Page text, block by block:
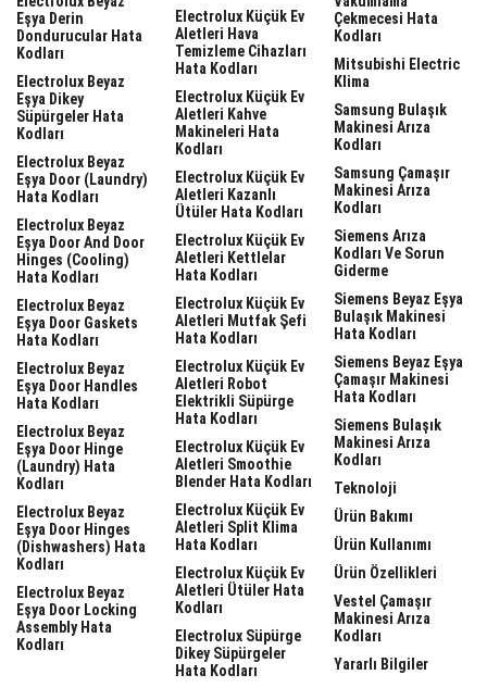
Eşya Derin
Dondurucular Hata
Kodları
Electrolux Beyaz
Eşya Dikey
Süpürgeler Hata
Kodları
Electrolux Beyaz
Eşya Door (laundry)
Hata Kodları
Electrolux Beyaz
Eşya Door And Door
Hinges (cooling)
Hata Kodları
Electrolux Beyaz
Eşya Door Gaskets
Hata Kodları
Electrolux Beyaz
Eşya Door Handles
Hata Kodları
Electrolux Beyaz
Eşya Door Hinge
(laundry) Hata
Kodları
Electrolux Beyaz
Eşya Door Hinges
(dishwashers) Hata
Kodları
Electrolux Beyaz
Eşya Door Locking
Assembly Hata
Kodları
Electrolux Küçük Ev
Aletleri Hava
Temizleme Cihazları
Hata Kodları
Electrolux Küçük Ev
Aletleri Kahve
Makineleri Hata
Kodları
Electrolux Küçük Ev
Aletleri Kazanlı
Ütüler Hata Kodları
Electrolux Küçük Ev
Aletleri Kettlelar
Hata Kodları
Electrolux Küçük Ev
Aletleri Mutfak Şefi
Hata Kodları
Electrolux Küçük Ev
Aletleri Robot
Elektrikli Süpürge
Hata Kodları
Electrolux Küçük Ev
Aletleri Smoothie
Blender Hata Kodları
Electrolux Küçük Ev
Aletleri Split Klima
Hata Kodları
Electrolux Küçük Ev
Aletleri Ütüler Hata
Kodları
Electrolux Süpürge
Dikey Süpürgeler
Hata Kodları
Çekmecesi Hata
Kodları
Mitsubishi Electric
Klima
Samsung Bulaşık
Makinesi Arıza
Kodları
Samsung Çamaşır
Makinesi Arıza
Kodları
Siemens Arıza
Kodları Ve Sorun
Giderme
Siemens Beyaz Eşya
Bulaşık Makinesi
Hata Kodları
Siemens Beyaz Eşya
Çamaşır Makinesi
Hata Kodları
Siemens Bulaşık
Makinesi Arıza
Kodları
Teknoloji
Ürün Bakımı
Ürün Kullanımı
Ürün Özellikleri
Vestel Çamaşır
Makinesi Arıza
Kodları
Yararlı Bilgiler